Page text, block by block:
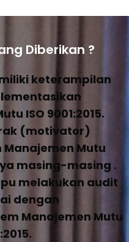
Diberikan ?
keterampilan
ISO 9001:2015.
(motivator)
Mutu
masing-masing .
melakukan audit
dengan
Manajemen Mutu